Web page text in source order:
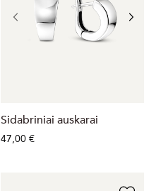
Sidabriniai auskarai
47,00 €